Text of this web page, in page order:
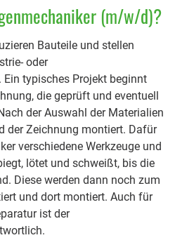
(m/w/d)?
Bauteile und stellen
oder
typisches Projekt beginnt
die geprüft und eventuell
der Auswahl der Materialien
der Zeichnung montiert. Dafür
verschiedene Werkzeuge und
lötet und schweißt, bis die
Diese werden dann noch zum
und dort montiert. Auch für
ist der